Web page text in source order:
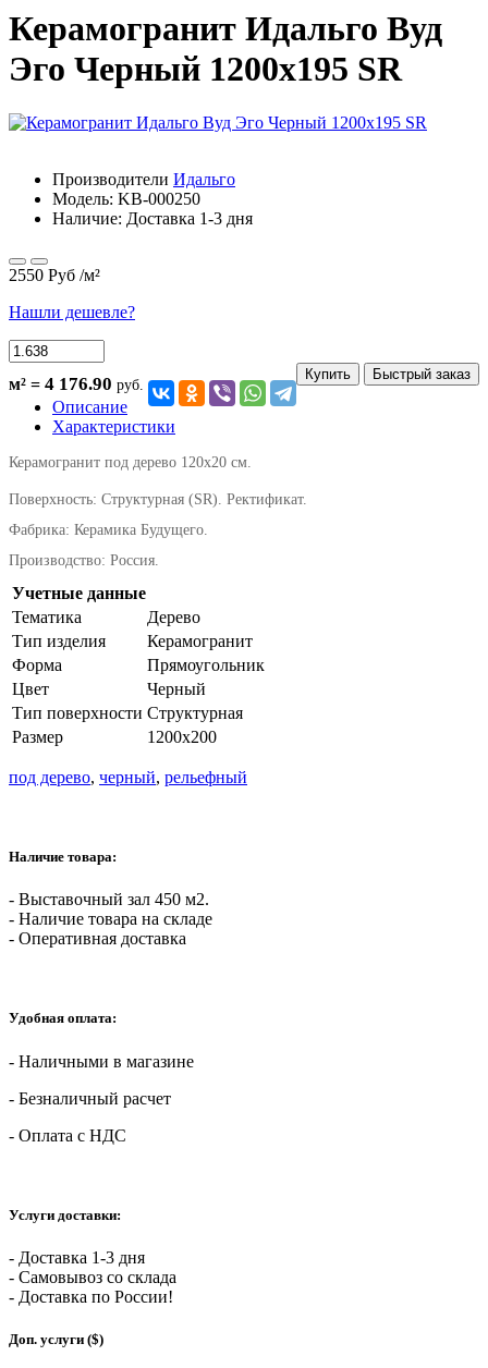
Керамогранит Идальго Вуд
Эго Черный 1200х195 SR
Производители Идальго
Модель: KB-000250
Наличие: Доставка 1-3 дня
2550 Руб /м²
Нашли дешевле?
м² = 4 176.90 руб.
Купить Быстрый заказ
Описание
Характеристики
Керамогранит под дерево 120х20 см.
Поверхность: Структурная (SR). Ректификат.
Фабрика: Керамика Будущего.
Производство: Россия.
Учетные данные
Тематика
Дерево
Тип изделия
Керамогранит
Форма
Прямоугольник
Цвет
Черный
Тип поверхности Структурная
Размер
1200х200
под дерево, черный, рельефный
Наличие товара:
- Выставочный зал 450 м2.
- Наличие товара на складе
- Оперативная доставка
Удобная оплата:
- Наличными в магазине
- Безналичный расчет
- Оплата с НДС
Услуги доставки:
- Доставка 1-3 дня
- Самовывоз со склада
- Доставка по России!
Доп. услуги ($)